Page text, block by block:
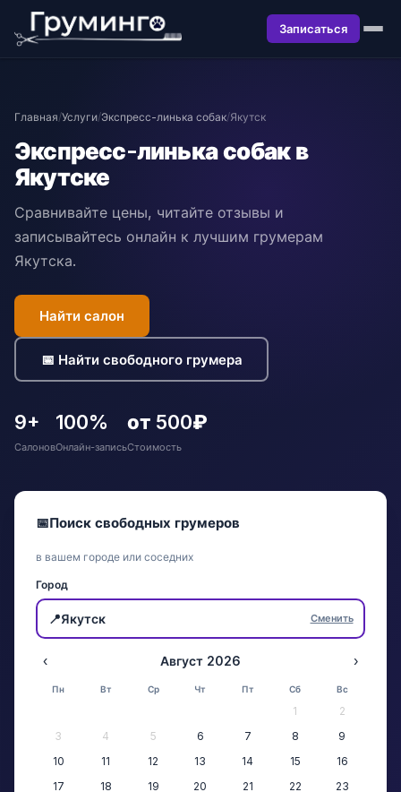
Записаться
Главная/Услуги/Экспресс-линька собак/Якутск
Экспресс-линька собак в
Якутске
Сравнивайте цены, читайте отзывы и
записывайтесь онлайн к лучшим грумерам
Якутска.
Найти салон
📅 Найти свободного грумера
9+
Салонов
100%
Онлайн-запись
от 500₽
Стоимость
📅Поиск свободных грумеров
в вашем городе или соседних
Город
📍Якутск Сменить
‹ Август 2026 ›
Пн Вт Ср Чт Пт Сб Вс
1
2
3
4 5 6 7 8
9
10
11 12 13 14 15
16
17
18 19 20 21 22
23